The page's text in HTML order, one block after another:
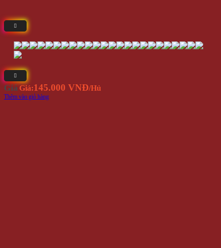
Giá Giá:145.000 VNĐ/Hủ
Thêm vào giỏ hàng